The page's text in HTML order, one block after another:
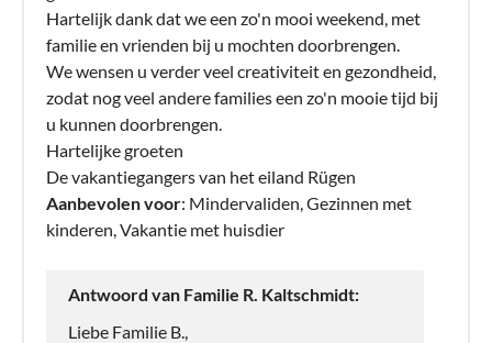
Hartelijk dank dat we een zo'n mooi weekend, met
familie en vrienden bij u mochten doorbrengen.
We wensen u verder veel creativiteit en gezondheid,
zodat nog veel andere families een zo'n mooie tijd bij
u kunnen doorbrengen.
Hartelijke groeten
De vakantiegangers van het eiland Rügen
Aanbevolen voor: Mindervaliden, Gezinnen met
kinderen, Vakantie met huisdier
Antwoord van Familie R. Kaltschmidt:
Liebe Familie B.,